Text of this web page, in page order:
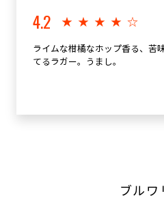
4.2 ★★★★☆
ライムな柑橘なホップ香る、苦
てるラガー。うまし。
ブルワ